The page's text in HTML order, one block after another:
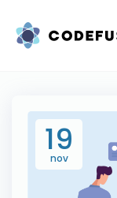
19
nov